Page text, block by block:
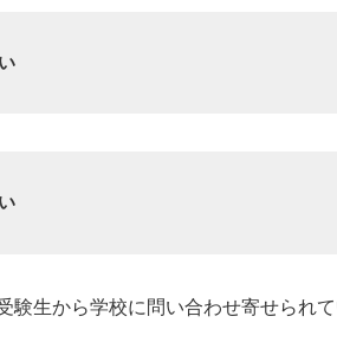
験生から学校に問い合わせ寄せられて